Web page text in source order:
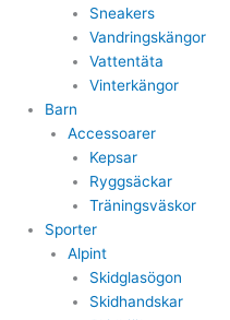
Sneakers
Vandringskängor
Vattentäta
Vinterkängor
Barn
Accessoarer
Kepsar
Ryggsäckar
Träningsväskor
Sporter
Alpint
Skidglasögon
Skidhandskar